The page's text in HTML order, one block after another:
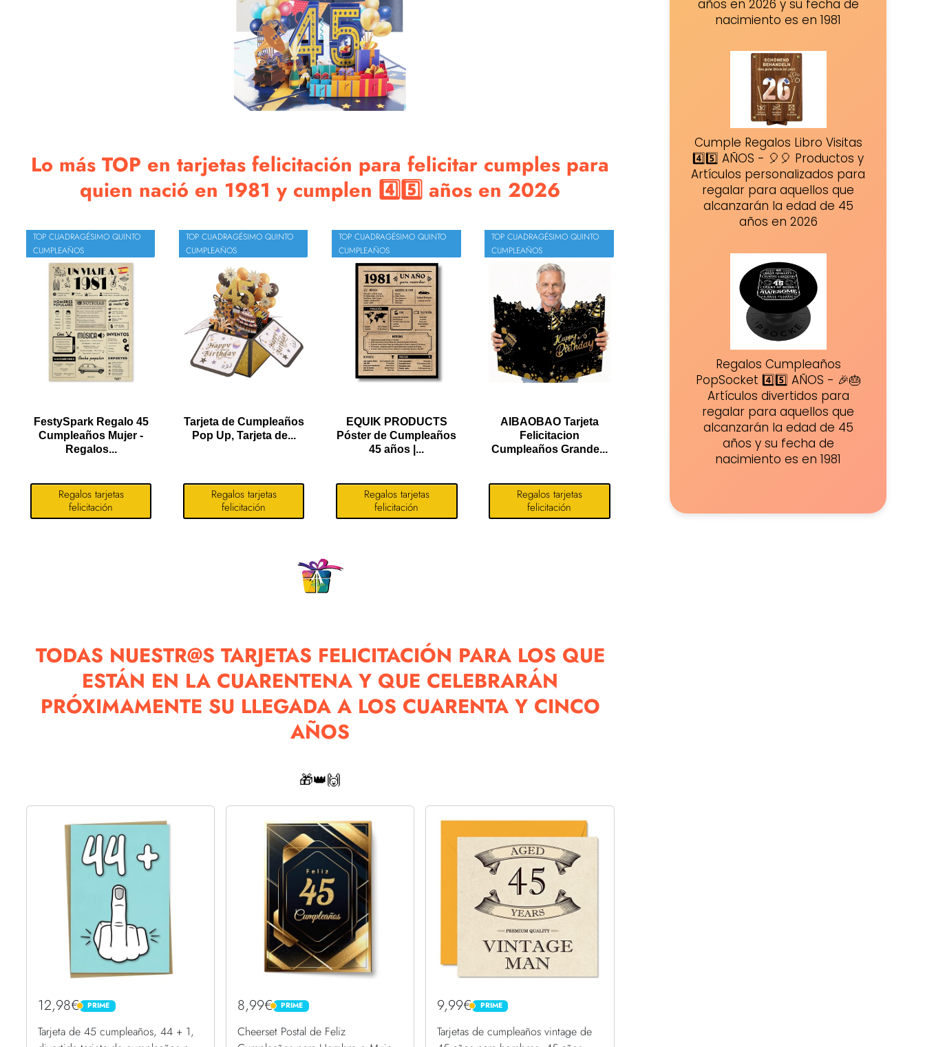
Lo más TOP en tarjetas felicitación para felicitar cumples para
quien nació en 1981 y cumplen 4️⃣5️⃣ años en 2026
TOP CUADRAGÉSIMO QUINTO
CUMPLEAÑOS
FestySpark Regalo 45
Cumpleaños Mujer -
Regalos...
Regalos tarjetas
felicitación
TOP CUADRAGÉSIMO QUINTO
CUMPLEAÑOS
Tarjeta de Cumpleaños
Pop Up, Tarjeta de...
Regalos tarjetas
felicitación
TOP CUADRAGÉSIMO QUINTO
CUMPLEAÑOS
EQUIK PRODUCTS
Póster de Cumpleaños
45 años |...
Regalos tarjetas
felicitación
TOP CUADRAGÉSIMO QUINTO
CUMPLEAÑOS
AIBAOBAO Tarjeta
Felicitacion
Cumpleaños Grande...
Regalos tarjetas
felicitación
TODAS NUESTR@S TARJETAS FELICITACIÓN PARA LOS QUE
ESTÁN EN LA CUARENTENA Y QUE CELEBRARÁN
PRÓXIMAMENTE SU LLEGADA A LOS CUARENTA Y CINCO
AÑOS
🎁👑🙌
12,98€ PRIME
PRIME
Tarjeta de 45 cumpleaños, 44 + 1,
8,99€ PRIME
PRIME
Cheerset Postal de Feliz
9,99€ PRIME
PRIME
Tarjetas de cumpleaños vintage de
años en 2026 y su fecha de
nacimiento es en 1981
Cumple Regalos Libro Visitas
4️⃣5️⃣ AÑOS - 🎈🎈 Productos y
Artículos personalizados para
regalar para aquellos que
alcanzarán la edad de 45
años en 2026
Regalos Cumpleaños
PopSocket 4️⃣5️⃣ AÑOS - 🎉🎂
Artículos divertidos para
regalar para aquellos que
alcanzarán la edad de 45
años y su fecha de
nacimiento es en 1981